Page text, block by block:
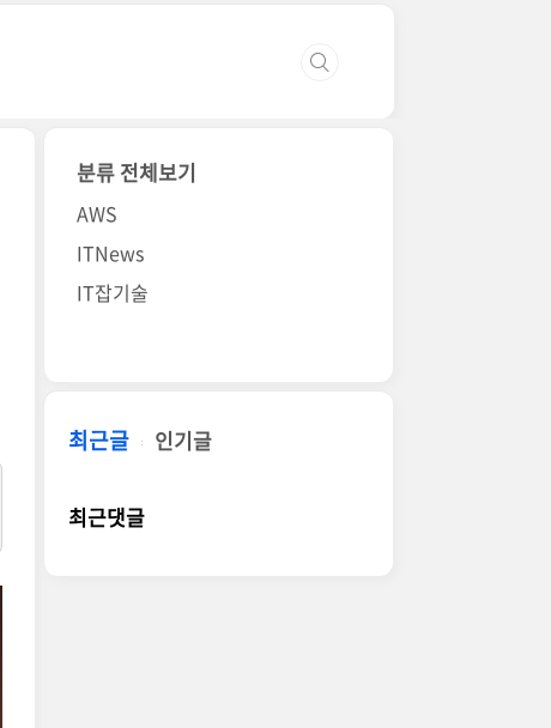
분류 전체보기
AWS
ITNews
IT잡기술
최근글 인기글
최근댓글